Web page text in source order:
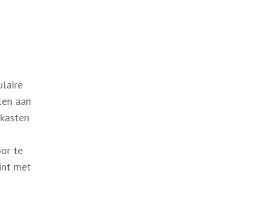
aan
te
met